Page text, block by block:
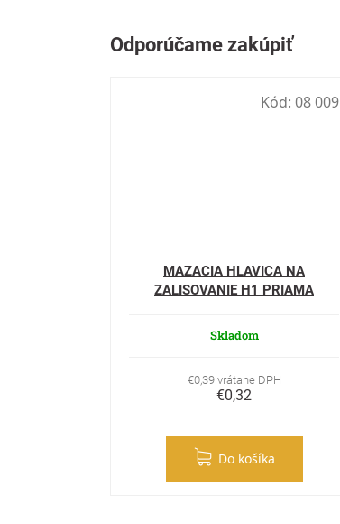
MAZACIA HLAVICA NA
ZALISOVANIE H1 PRIAMA
Skladom
€0,39 vrátane DPH
€0,32
Do košíka
Kód: 08 009